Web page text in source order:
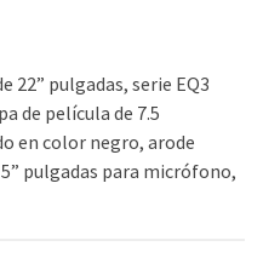
22” pulgadas, serie EQ3
de película de 7.5
en color negro, arode
pulgadas para micrófono,